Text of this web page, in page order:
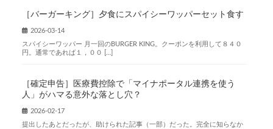
［バーガーキング］夕食にスパイシーワッパーセット食す
2026-03-14
スパイシーワッパー 月一回のBURGER KING。クーポンを利用して８４０
円。通常であれば１，００ […]
［確定申告］医療費控除で「マイナポータル連携を使う
人」がハマる意外な落とし穴？
2026-02-17
提出したあとだったが、助けられた記事（一部）だった。完全に知らなか